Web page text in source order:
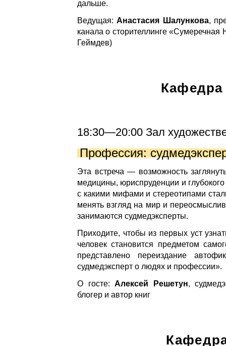
дальше.
Ведущая:Анастасия Шалункова,
канала о сторителлинге «Сумеречная
Геймдев)
Кафедра
18:30—20:00 Зал
Профессия:
Эта встреча — возможность
медицины, юриспруденции и
с какими мифами и стереотипами
менять взгляд на мир и
занимаются судмедэксперты.
Приходите, чтобы из первых уст
человек становится предметом
представлено переиздание
судмедэксперт о людях и профессии».
О госте:Алексей Решетун,
блогер и автор книг